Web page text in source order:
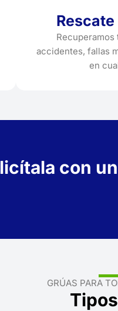
accidentes, fallas
en
con
GRÚAS PARA